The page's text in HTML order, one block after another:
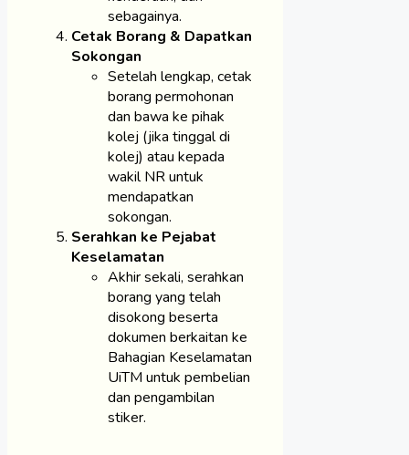
sebagainya.
Cetak Borang & Dapatkan
Sokongan
Setelah lengkap, cetak
borang permohonan
dan bawa ke pihak
kolej (jika tinggal di
kolej) atau kepada
wakil NR untuk
mendapatkan
sokongan.
Serahkan ke Pejabat
Keselamatan
Akhir sekali, serahkan
borang yang telah
disokong beserta
dokumen berkaitan ke
Bahagian Keselamatan
UiTM untuk pembelian
dan pengambilan
stiker.